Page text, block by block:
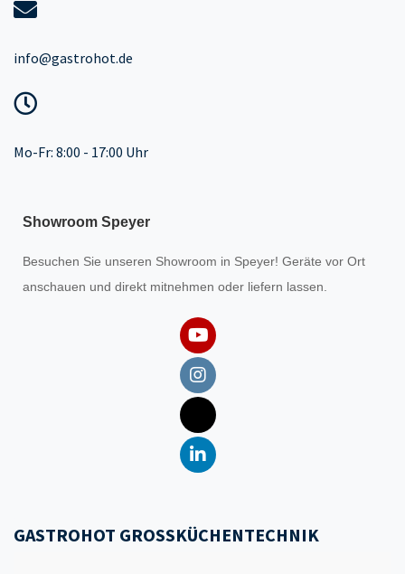
info@gastrohot.de
Mo-Fr: 8:00 - 17:00 Uhr
Showroom Speyer
Besuchen Sie unseren Showroom in Speyer! Geräte vor Ort
anschauen und direkt mitnehmen oder liefern lassen.
GASTROHOT GROSSKÜCHENTECHNIK